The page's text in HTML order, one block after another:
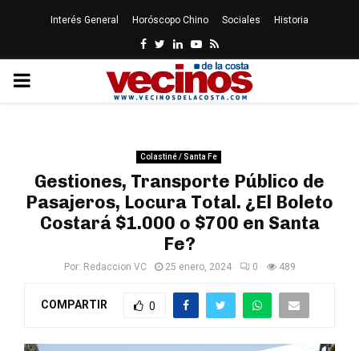
Interés General Horóscopo Chino Sociales Historia
Facebook
Twitter
LinkedinYoutube
Rss
PRIMARY
Colastiné / Santa Fe
Gestiones, Transporte Público de
Pasajeros, Locura Total. ¿El Boleto
Costará $1.000 o $700 en Santa
Fe?
Por: Redaccion VC 25 enero, 2024 0 489
COMPARTIR 0